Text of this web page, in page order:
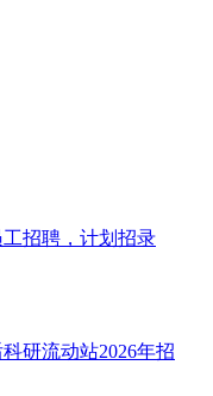
招聘，计划招录
研流动站2026年招